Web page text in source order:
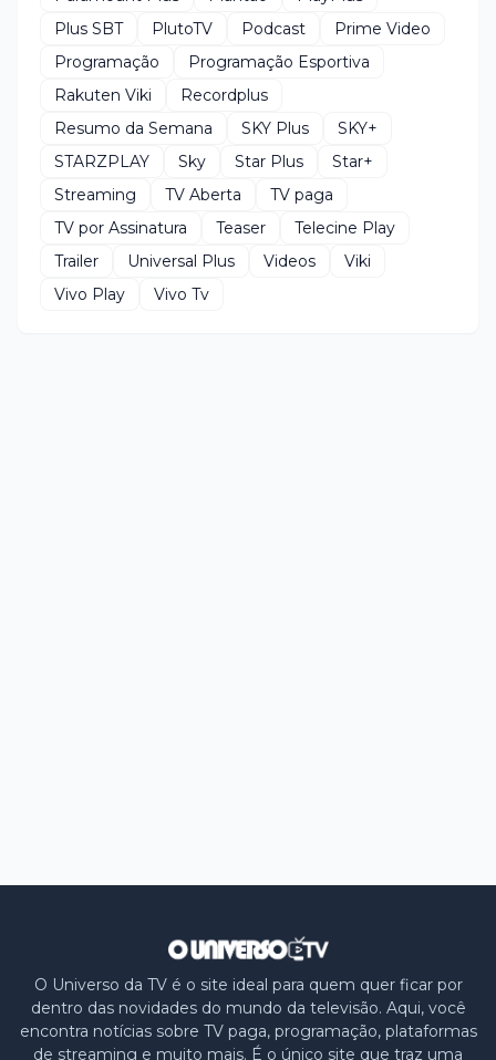
Plus SBT
PlutoTV Podcast
Prime Video
Programação
Programação Esportiva
Rakuten Viki
Recordplus
Resumo da Semana
SKY Plus
SKY+
STARZPLAY
Sky Star Plus
Star+
Streaming
TV Aberta
TV paga
TV por Assinatura
Teaser
Telecine Play
Trailer
Universal Plus Videos
Viki
Vivo Play
Vivo Tv
O Universo da TV é o site ideal para quem quer ficar por
dentro das novidades do mundo da televisão. Aqui, você
encontra notícias sobre TV paga, programação, plataformas
de streaming e muito mais. É o único site que traz uma